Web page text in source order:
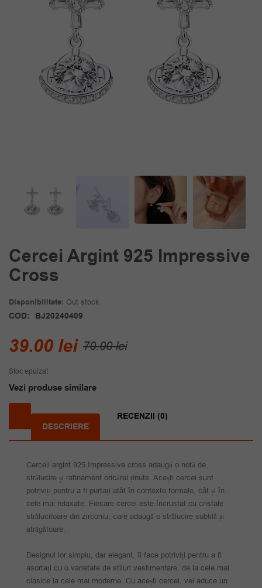
Cercei Argint 925 Impressive
Cross
Disponibilitate: Out stock
COD: BJ20240409
70.00leiPrețul
70.00 lei.
39.00 lei
Prețul
Stoc epuizat
Vezi produse similare
DESCRIERE
RECENZII (0)
Cerceii argint 925 Impressive cross adaugă o notă de
strălucire și rafinament oricărei ținute. Acești cercei sunt
potriviți pentru a fi purtați atât în contexte formale, cât și în
cele mai relaxate. Fiecare cercei este încrustat cu cristale
strălucitoare din zirconiu, care adaugă o strălucire subtilă și
atrăgătoare.
Designul lor simplu, dar elegant, îi face potriviți pentru a fi
asortați cu o varietate de stiluri vestimentare, de la cele mai
clasice la cele mai moderne. Cu acești cercei, vei aduce un